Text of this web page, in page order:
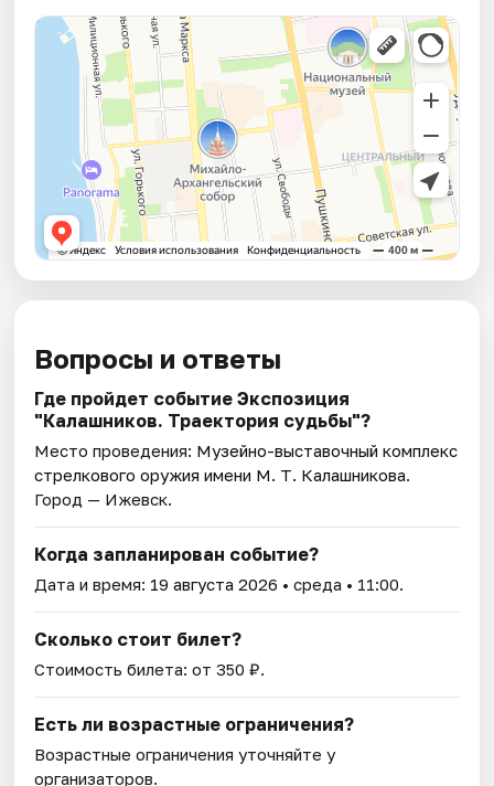
Вопросы и ответы
Где пройдет событие Экспозиция
"Калашников. Траектория судьбы"?
Место проведения: Музейно-выставочный комплекс
стрелкового оружия имени М. Т. Калашникова.
Город — Ижевск.
Когда запланирован событие?
Дата и время: 19 августа 2026 • среда • 11:00.
Сколько стоит билет?
Стоимость билета: от 350 ₽.
Есть ли возрастные ограничения?
Возрастные ограничения уточняйте у
организаторов.